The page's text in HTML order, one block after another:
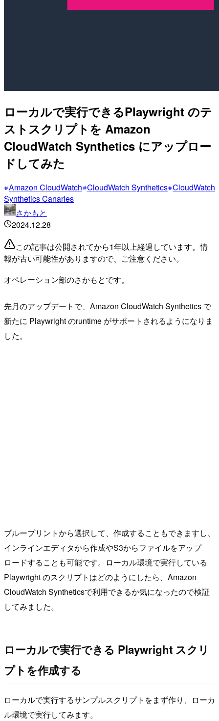
ローカルで実行できるPlaywright のテ
ストスクリプトを Amazon
CloudWatch Synthetics にアップロー
ドしてみた
Amazon CloudWatch CloudWatch Synthetics CloudWatch
Synthetics Canaries
さかもと
2024.12.28
この記事は公開されてから1年以上経過しています。情
報が古い可能性がありますので、ご注意ください。
オペレーション部のさかもとです。
先月のアップデートで、Amazon CloudWatch Synthetics で
新たに Playwright のruntime がサポートされるようになりま
した。
ブループリントから選択して、作成することもできますし、
インラインエディタから作成やS3からファイルをアップ
ロードすることも可能です。ローカル環境で実行している
Playwright のスクリプトはどのようにしたら、Amazon
CloudWatch Syntheticsで利用できるか気になったので検証
してみました。
ローカルで実行できる Playwright スクリ
プトを作成する
ローカルで実行するサンプルスクリプトをまず作り、ローカ
ル環境で実行してみます。